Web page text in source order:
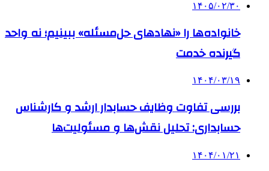
۱۴۰۵/۰۲/۳۰
خانواده‌ها را «نهادهای حل‌مسئله» ببینیم؛ نه واحد
گیرنده خدمت
۱۴۰۴/۰۳/۱۹
بررسی تفاوت وظایف حسابدار ارشد و کارشناس
حسابداری: تحلیل نقش‌ها و مسئولیت‌ها
۱۴۰۴/۰۱/۲۱